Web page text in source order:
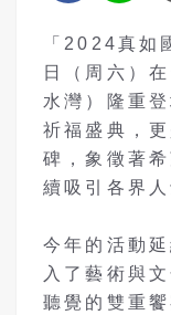
「2024真如
日（周六）
水灣）隆重
祈福盛典，
碑，象徵著
續吸引各界
今年的活動
入了藝術與
聽覺的雙重